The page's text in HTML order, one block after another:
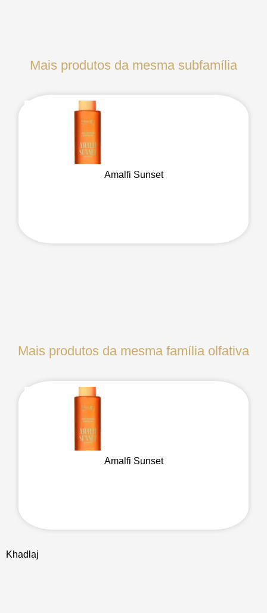
Mais produtos da mesma subfamília
Amalfi Sunset
Mais produtos da mesma família olfativa
Amalfi Sunset
Khadlaj